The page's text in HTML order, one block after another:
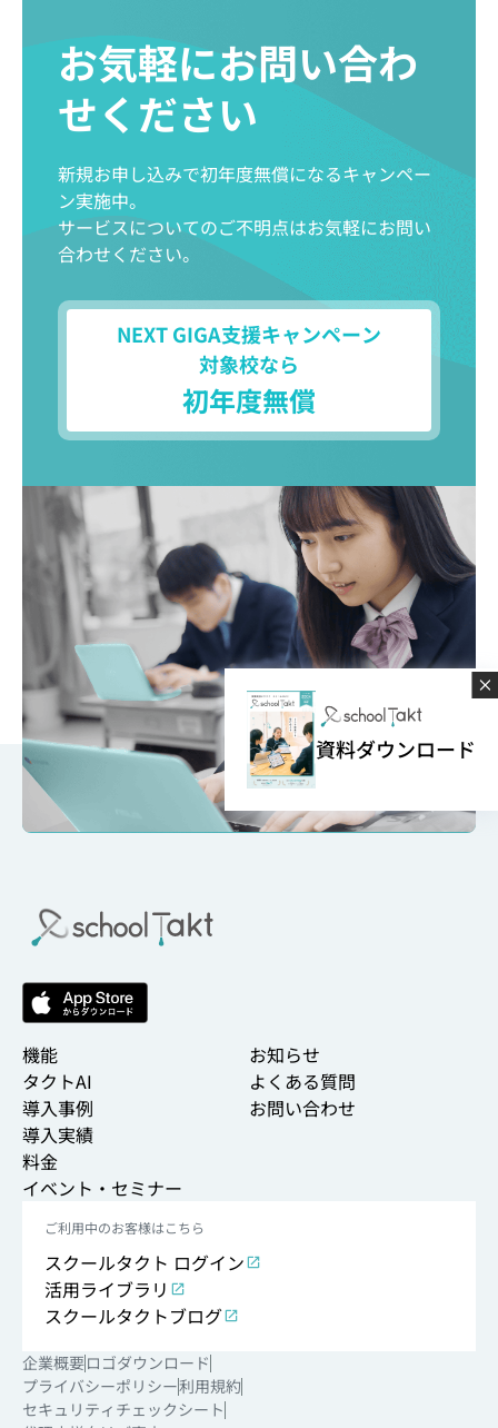
お気軽にお問い合わ
せください
新規お申し込みで初年度無償になるキャンペー
ン実施中。
サービスについてのご不明点はお気軽にお問い
合わせください。
NEXT GIGA支援キャンペーン
対象校なら
初年度無償
資料ダウンロード
機能
タクトAI
導入事例
導入実績
料金
イベント・セミナー
お知らせ
よくある質問
お問い合わせ
ご利用中のお客様はこちら
スクールタクト ログイン
活用ライブラリ
スクールタクトブログ
企業概要ロゴダウンロード
プライバシーポリシー利用規約
セキュリティチェックシート